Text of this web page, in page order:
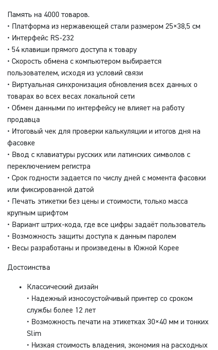
Память на 4000 товаров.
• Платформа из нержавеющей стали размером 25×38,5 см
• Интерфейс RS-232
• 54 клавиши прямого доступа к товару
• Скорость обмена с компьютером выбирается
пользователем, исходя из условий связи
• Виртуальная синхронизация обновления всех данных о
товарах во всех весах локальной сети
• Обмен данными по интерфейсу не влияет на работу
продавца
• Итоговый чек для проверки калькуляции и итогов дня на
фасовке
• Ввод с клавиатуры русских или латинских символов с
переключением регистра
• Срок годности задается по числу дней с момента фасовки
или фиксированной датой
• Печать этикетки без цены и стоимости, только масса
крупным шрифтом
• Вариант штрих-кода, где все цифры задаёт пользователь
• Возможность защиты доступа к данным паролем
• Весы разработаны и произведены в Южной Корее
Достоинства
Классический дизайн
• Надежный износоустойчивый принтер со сроком
службы более 12 лет
• Возможность печати на этикетках 30×40 мм и тонких
Slim
• Низкая стоимость владения, экономия на расходных